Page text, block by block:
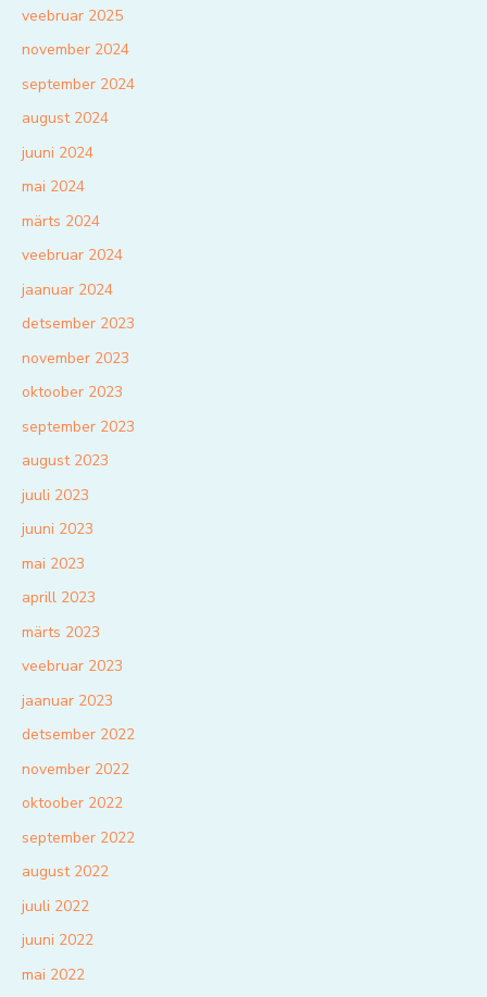
veebruar 2025
november 2024
september 2024
august 2024
juuni 2024
mai 2024
märts 2024
veebruar 2024
jaanuar 2024
detsember 2023
november 2023
oktoober 2023
september 2023
august 2023
juuli 2023
juuni 2023
mai 2023
aprill 2023
märts 2023
veebruar 2023
jaanuar 2023
detsember 2022
november 2022
oktoober 2022
september 2022
august 2022
juuli 2022
juuni 2022
mai 2022